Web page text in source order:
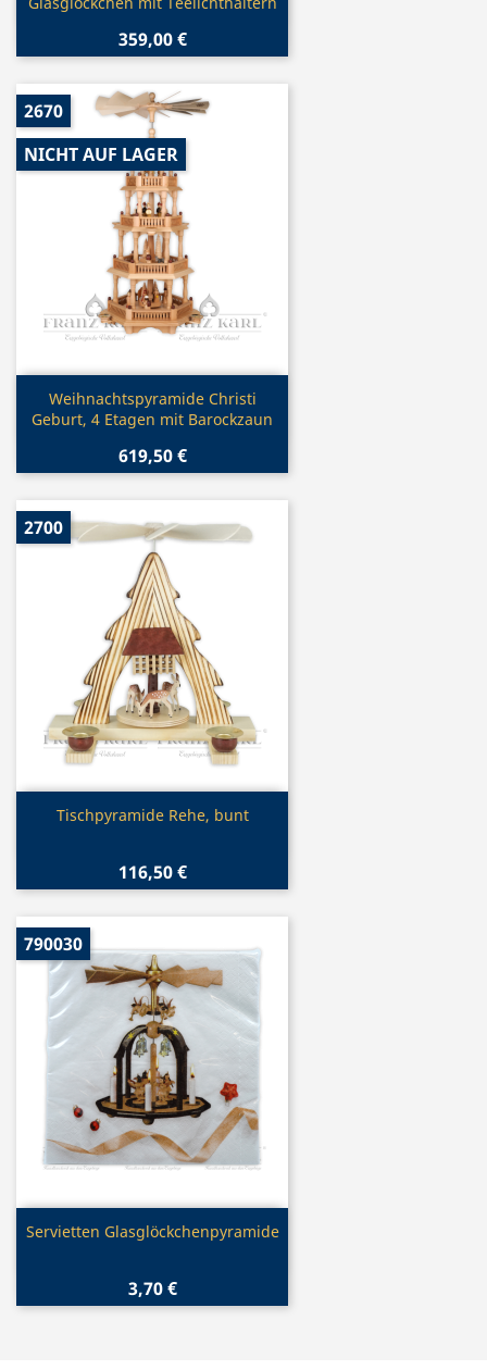
359,00 €
Vorschau
Weihnachtspyramide Christi
Geburt, 4 Etagen mit Barockzaun
619,50 €
2670
NICHT AUF LAGER
Vorschau
Tischpyramide Rehe, bunt
116,50 €
2700
Vorschau
Servietten Glasglöckchenpyramide
3,70 €
790030